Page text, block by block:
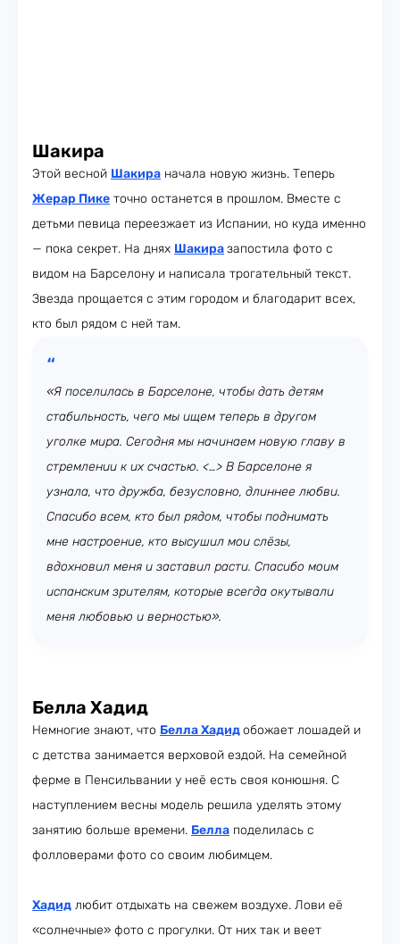
Шакира
Этой весной Шакира начала новую жизнь. Теперь
Жерар Пике точно останется в прошлом. Вместе с
детьми певица переезжает из Испании, но куда именно
— пока секрет. На днях Шакиразапостила фото с
видом на Барселону и написала трогательный текст.
Звезда прощается с этим городом и благодарит всех,
кто был рядом с ней там.
«Я поселилась в Барселоне, чтобы дать детям
стабильность, чего мы ищем теперь в другом
уголке мира. Сегодня мы начинаем новую главу в
стремлении к их счастью. <…> В Барселоне я
узнала, что дружба, безусловно, длиннее любви.
Спасибо всем, кто был рядом, чтобы поднимать
мне настроение, кто высушил мои слёзы,
вдохновил меня и заставил расти. Спасибо моим
испанским зрителям, которые всегда окутывали
меня любовью и верностью».
Белла Хадид
Немногие знают, что Белла Хадидобожает лошадей и
с детства занимается верховой ездой. На семейной
ферме в Пенсильвании у неё есть своя конюшня. С
наступлением весны модель решила уделять этому
занятию больше времени. Белла поделилась с
фолловерами фото со своим любимцем.
Хадид любит отдыхать на свежем воздухе. Лови её
«солнечные» фото с прогулки. От них так и веет